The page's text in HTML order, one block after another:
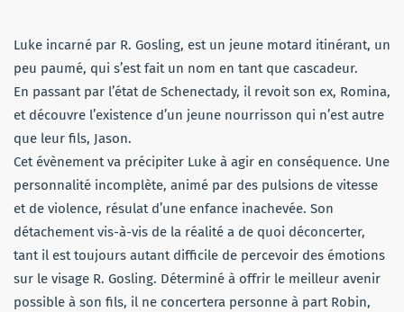
Luke incarné par R. Gosling, est un jeune motard itinérant, un
peu paumé, qui s’est fait un nom en tant que cascadeur.
En passant par l’état de Schenectady, il revoit son ex, Romina,
et découvre l’existence d’un jeune nourrisson qui n’est autre
que leur fils, Jason.
Cet évènement va précipiter Luke à agir en conséquence. Une
personnalité incomplète, animé par des pulsions de vitesse
et de violence, résulat d’une enfance inachevée. Son
détachement vis-à-vis de la réalité a de quoi déconcerter,
tant il est toujours autant difficile de percevoir des émotions
sur le visage R. Gosling. Déterminé à offrir le meilleur avenir
possible à son fils, il ne concertera personne à part Robin,